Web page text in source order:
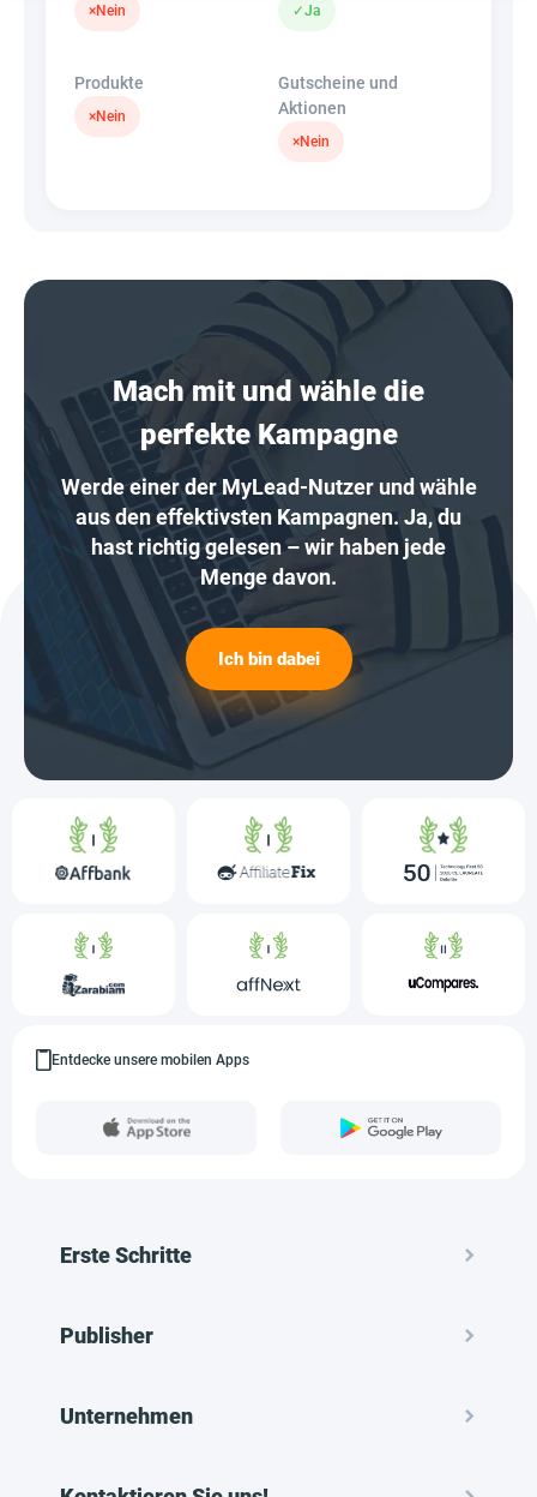
×Nein ✓Ja
Produkte
×Nein
Gutscheine und
Aktionen
×Nein
Mach mit und wähle die
perfekte Kampagne
Werde einer der MyLead-Nutzer und wähle
aus den effektivsten Kampagnen. Ja, du
hast richtig gelesen – wir haben jede
Menge davon.
Ich bin dabei
Entdecke unsere mobilen Apps
Erste Schritte
Publisher
Unternehmen